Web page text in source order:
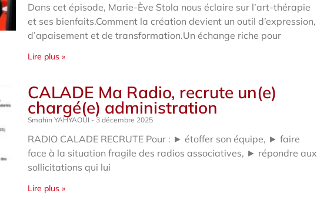
Dans cet épisode, Marie-Ève Stola nous éclaire sur l’art-thérapie
et ses bienfaits.Comment la création devient un outil d’expression,
d’apaisement et de transformation.Un échange riche pour
Lire plus »
CALADE Ma Radio, recrute un(e)
chargé(e) administration
Smahïn YAHYAOUI 3 décembre 2025
RADIO CALADE RECRUTE Pour : ► étoffer son équipe, ► faire
face à la situation fragile des radios associatives, ► répondre aux
sollicitations qui lui
Lire plus »